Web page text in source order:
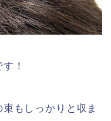
！
もしっかりと収ま